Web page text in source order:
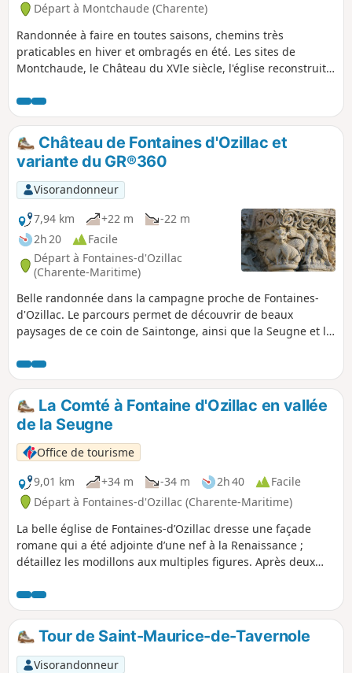
Départ à Montchaude (Charente)
Randonnée à faire en toutes saisons, chemins très
praticables en hiver et ombragés en été. Les sites de
Montchaude, le Château du XVIe siècle, l'église reconstruite
milieu des bois et beaucoup de points de vue tout au long
du cheminement à découvrir.
Château de Fontaines d'Ozillac et
variante du GR®360
Visorandonneur
7,94 km
+22 m
-22 m
2h 20
Facile
Départ à Fontaines-d'Ozillac
(Charente-Maritime)
Belle randonnée dans la campagne proche de Fontaines-
d'Ozillac. Le parcours permet de découvrir de beaux
paysages de ce coin de Saintonge, ainsi que la Seugne et la
Château des Fontaines.
La Comté à Fontaine d'Ozillac en vallée
de la Seugne
Office de tourisme
9,01 km
+34 m -34 m 2h 40
Facile
Départ à Fontaines-d'Ozillac (Charente-Maritime)
La belle église de Fontaines-d’Ozillac dresse une façade
romane qui a été adjointe d’une nef à la Renaissance ;
détaillez les modillons aux multiples figures. Après deux
à un ancien sentier d’interprétation des essences
forestières. Des tables ont été installées dans une clairière,
puis vous monterez vers une ferme avant de descendre
entre les pâturages et de prendre le chemin du retour sur
lequel vous croiserez une petite chapelle.
Tour de Saint-Maurice-de-Tavernole
Visorandonneur